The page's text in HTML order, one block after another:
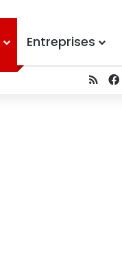
Entreprises
RSS